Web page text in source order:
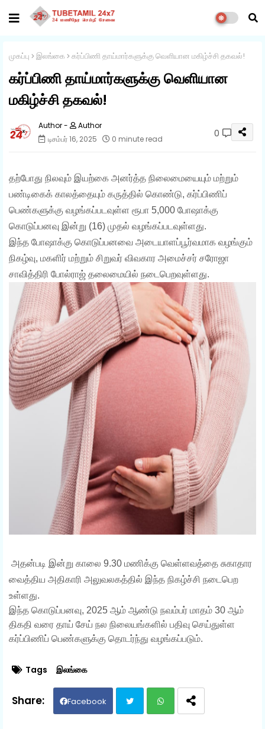
முகப்பு இலங்கை கர்ப்பிணி தாய்மார்களுக்கு வெளியான மகிழ்ச்சி தகவல்!
கர்ப்பிணி தாய்மார்களுக்கு வெளியான
மகிழ்ச்சி தகவல்!
Author
டிசம்பர் 16, 2025
0 minute read 0
தற்போது நிலவும் இயற்கை அனர்த்த நிலைமையையும் மற்றும்
பண்டிகைக் காலத்தையும் கருத்தில் கொண்டு, கர்ப்பிணிப்
பெண்களுக்கு வழங்கப்படவுள்ள ரூபா 5,000 போஷாக்கு
கொடுப்பனவு இன்று (16) முதல் வழங்கப்படவுள்ளது.
இந்த போஷாக்கு கொடுப்பனவை அடையாளப்பூர்வமாக வழங்கும்
நிகழ்வு, மகளிர் மற்றும் சிறுவர் விவகார அமைச்சர் சரோஜா
சாவித்திரி போல்ராஜ் தலைமையில் நடைபெறவுள்ளது.
அதன்படி இன்று காலை 9.30 மணிக்கு வெள்ளவத்தை சுகாதார
வைத்திய அதிகாரி அலுவலகத்தில் இந்த நிகழ்ச்சி நடைபெற
உள்ளது.
இந்த கொடுப்பனவு, 2025 ஆம் ஆண்டு நவம்பர் மாதம் 30 ஆம்
திகதி வரை தாய் சேய் நல நிலையங்களில் பதிவு செய்துள்ள
கர்ப்பிணிப் பெண்களுக்கு தொடர்ந்து வழங்கப்படும்.
Tags இலங்கை
Facebook